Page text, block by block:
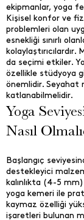
ekipmanlar, yoga
Kişisel konfor ve
problemleri olan
esnekliği sınırlı
kolaylaştırıcılardır.
da seçimi etkiler.
özellikle stüdyoya
önemlidir. Seyahat
katlanabilmelidir.
Yoga
Nasıl
Başlangıç
destekleyici
kalınlıkta (4-5
yoga kemeri ile
kaymaz özelliği
işaretleri bulunan